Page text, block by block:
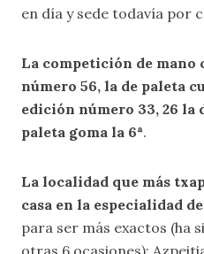
en día y sede todavía por
La competición de
número 56, la de paleta
edición número 33, 26 la
paleta goma la 6ª.
La localidad que más
casa en la especialidad
para ser más exactos (ha
otras 6 ocasiones);